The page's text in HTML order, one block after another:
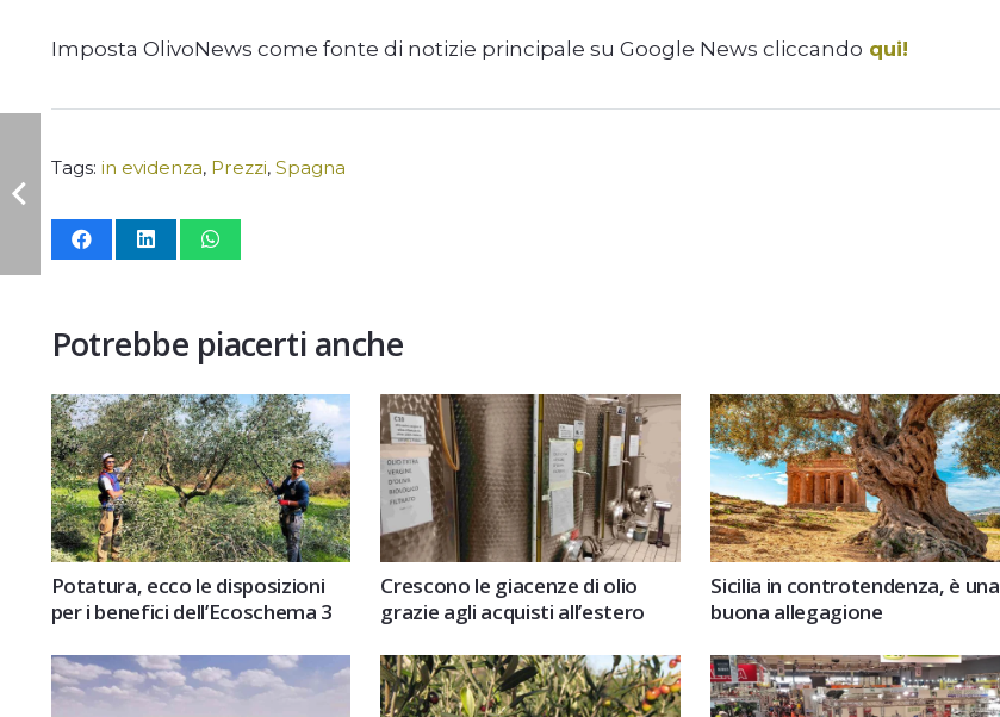
Imposta OlivoNews come fonte di notizie principale su Google News cliccando qui!
Tags: in evidenza, Prezzi, Spagna
Potrebbe piacerti anche
Potatura, ecco le disposizioni
per i benefici dell’Ecoschema 3
Crescono le giacenze di olio
grazie agli acquisti all’estero
Sicilia in controtendenza, è una
buona allegagione